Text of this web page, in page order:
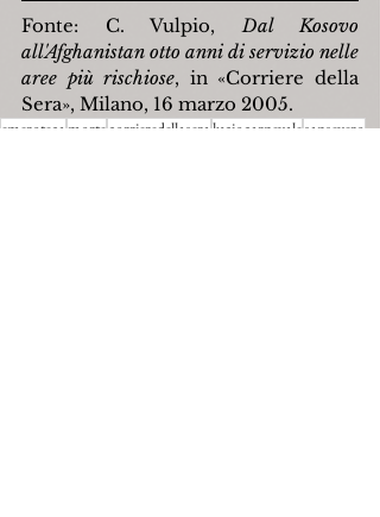
Fonte: C. Vulpio, Dal Kosovo
all'Afghanistan otto anni di servizio nelle
aree più rischiose, in «Corriere della
Sera», Milano, 16 marzo 2005.
emeroteca morte corrieredellasera luciocarnevalesansevero